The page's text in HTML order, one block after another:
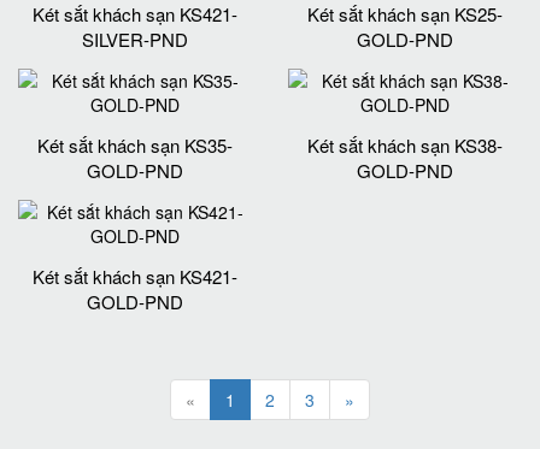
Két sắt khách sạn KS421-
SILVER-PND
Két sắt khách sạn KS25-
GOLD-PND
Két sắt khách sạn KS35-
GOLD-PND
Két sắt khách sạn KS38-
GOLD-PND
Két sắt khách sạn KS421-
GOLD-PND
« 1 2 3 »